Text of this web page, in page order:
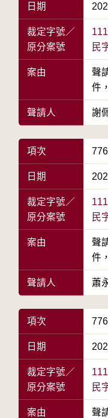
日期
裁定字號／
原分案號
民
案由
聲
件
聲請人 謝
項次
日期
裁定字號／
原分案號
民
案由
聲
件
聲請人 蕭
項次
日期
裁定字號／
原分案號
民
案由
聲